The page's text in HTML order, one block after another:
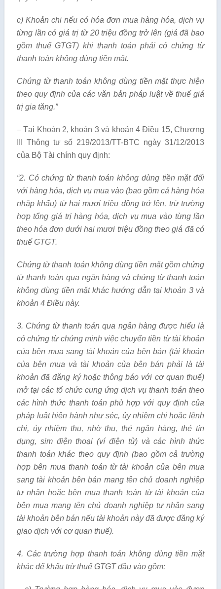
c) Khoản chi nếu có hóa đơn mua hàng hóa, dịch vụ
từng lần có giá trị từ 20 triệu đồng trở lên (giá đã bao
gồm thuế GTGT) khi thanh toán phải có chứng từ
thanh toán không dùng tiền mặt.
Chứng từ thanh toán không dùng tiền mặt thực hiện
theo quy định của các văn bản pháp luật về thuế giá
trị gia tăng.”
– Tại Khoản 2, khoản 3 và khoản 4 Điều 15, Chương
III Thông tư số 219/2013/TT-BTC ngày 31/12/2013
của Bộ Tài chính quy định:
“2. Có chứng từ thanh toán không dùng tiền mặt đối
với hàng hóa, dịch vụ mua vào (bao gồm cả hàng hóa
nhập khẩu) từ hai mươi triệu đồng trở lên, trừ trường
hợp tổng giá trị hàng hóa, dịch vụ mua vào từng lần
theo hóa đơn dưới hai mươi triệu đồng theo giá đã có
thuế GTGT.
Chứng từ thanh toán không dùng tiền mặt gồm chứng
từ thanh toán qua ngân hàng và chứng từ thanh toán
không dùng tiền mặt khác hướng dẫn tại khoản 3 và
khoản 4 Điều này.
3. Chứng từ thanh toán qua ngân hàng được hiểu là
có chứng từ chứng minh việc chuyển tiền từ tài khoản
của bên mua sang tài khoản của bên bán (tài khoản
của bên mua và tài khoản của bên bán phải là tài
khoản đã đăng ký hoặc thông báo với cơ quan thuế)
mở tại các tổ chức cung ứng dịch vụ thanh toán theo
các hình thức thanh toán phù hợp với quy định của
pháp luật hiện hành như séc, ủy nhiệm chi hoặc lệnh
chi, ủy nhiệm thu, nhờ thu, thẻ ngân hàng, thẻ tín
dụng, sim điện thoại (ví điện tử) và các hình thức
thanh toán khác theo quy định (bao gồm cả trường
hợp bên mua thanh toán từ tài khoản của bên mua
sang tài khoản bên bán mang tên chủ doanh nghiệp
tư nhân hoặc bên mua thanh toán từ tài khoản của
bên mua mang tên chủ doanh nghiệp tư nhân sang
tài khoản bên bán nếu tài khoản này đã được đăng ký
giao dịch với cơ quan thuế).
4. Các trường hợp thanh toán không dùng tiền mặt
khác để khấu trừ thuế GTGT đầu vào gồm: